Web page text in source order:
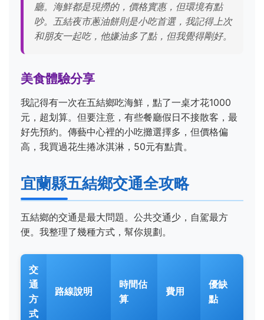
廳。海鮮都是現撈的，價格實惠，但環境有點
吵。五結夜市蔥油餅則是小吃首選，我記得上次
和朋友一起吃，他嫌油多了點，但我覺得剛好。
美食體驗分享
我記得有一次在五結鄉吃海鮮，點了一桌才花1000
元，超划算。但要注意，有些餐廳假日不接散客，最
好先預約。傳藝中心裡的小吃攤選擇多，但價格偏
高，我買過花生捲冰淇淋，50元有點貴。
宜蘭縣五結鄉交通全攻略
五結鄉的交通是最大問題。公共交通少，自駕最方
便。我整理了幾種方式，幫你規劃。
交
通
方
式
路線說明
時間估
算
費用
優缺
點